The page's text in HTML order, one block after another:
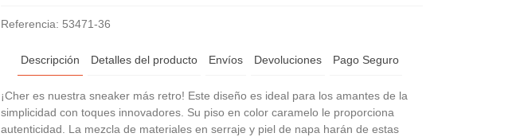
Referencia: 53471-36
Descripción Detalles del producto Envíos Devoluciones Pago Seguro
¡Cher es nuestra sneaker más retro! Este diseño es ideal para los amantes de la
simplicidad con toques innovadores. Su piso en color caramelo le proporciona
autenticidad. La mezcla de materiales en serraje y piel de napa harán de estas